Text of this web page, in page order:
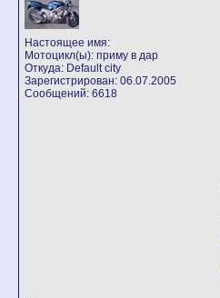
Настоящее имя:
Мотоцикл(ы): приму в дар
Откуда: Default city
Зарегистрирован: 06.07.2005
Сообщений: 6618